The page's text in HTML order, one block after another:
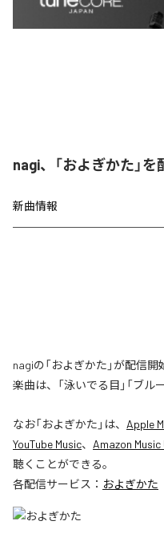
nagi、「およぎかた」
新曲情報
nagiの「およぎかた」が配信
楽曲は、「泳いでる目」「ブル
なお「およぎかた 」は、 Apple
YouTube Music、 Amazon
聴くことができる。
各配信サービス： およぎかた